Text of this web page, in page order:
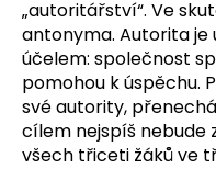
„autoritářství“. Ve
antonyma. Autorita
účelem: společnost
pomohou k úspěchu.
své autority,
cílem nejspíš nebude
všech třiceti žáků ve